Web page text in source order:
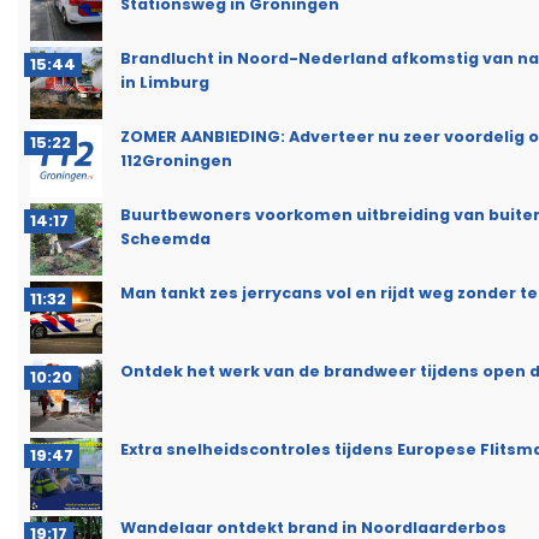
Stationsweg in Groningen
15:44
Brandlucht in Noord-Nederland afkomstig van
in Limburg
15:22
ZOMER AANBIEDING: Adverteer nu zeer voordelig
112Groningen
14:17
Buurtbewoners voorkomen uitbreiding van
Scheemda
11:32 Man tankt zes jerrycans vol en rijdt weg zonder
10:20 Ontdek het werk van de brandweer tijdens open
19:47 Extra snelheidscontroles tijdens Europese
19:17 Wandelaar ontdekt brand in Noordlaarderbos